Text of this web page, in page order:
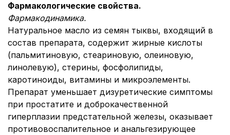
Фармакологические свойства.
Фармакодинамика.
Натуральное масло из семян тыквы, входящий в
состав препарата, содержит жирные кислоты
(пальмитиновую, стеариновую, олеиновую,
линолевую), стерины, фосфолипиды,
каротиноиды, витамины и микроэлементы.
Препарат уменьшает дизуретические симптомы
при простатите и доброкачественной
гиперплазии предстательной железы, оказывает
противовоспалительное и анальгезирующее